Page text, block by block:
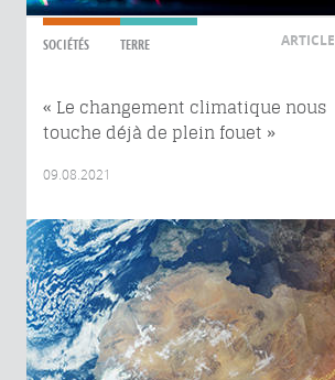
SOCIÉTÉS TERRE ARTICLE
« Le changement climatique nous
touche déjà de plein fouet »
09.08.2021